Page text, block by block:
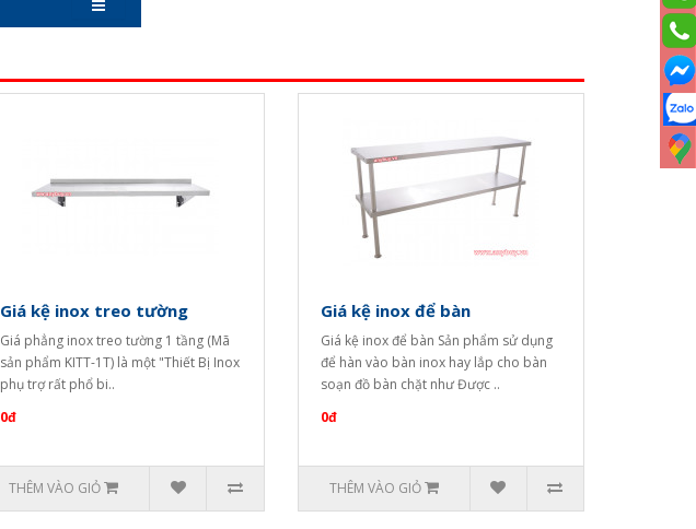
Giá kệ inox treo tường
Giá phẳng inox treo tường 1 tầng (Mã
sản phẩm KITT-1T) là một "Thiết Bị Inox
phụ trợ rất phổ bi..
0đ
THÊM VÀO GIỎ
Giá kệ inox để bàn
Giá kệ inox để bàn Sản phẩm sử dụng
để hàn vào bàn inox hay lắp cho bàn
soạn đồ bàn chặt như Được ..
0đ
THÊM VÀO GIỎ